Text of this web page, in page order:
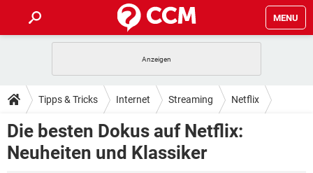
MENU
ANDROID IOS
WINDOWS 10 INSTAGRAM
WHATSAPP TIKTOK
TIPPS & TRICKS
SPIELE
ANDROID IOS
DOWNLOADS
SPIELE STREAMING
FORUM
Tipps & Tricks Internet Streaming Netflix
Die besten Dokus auf Netflix:
Neuheiten und Klassiker